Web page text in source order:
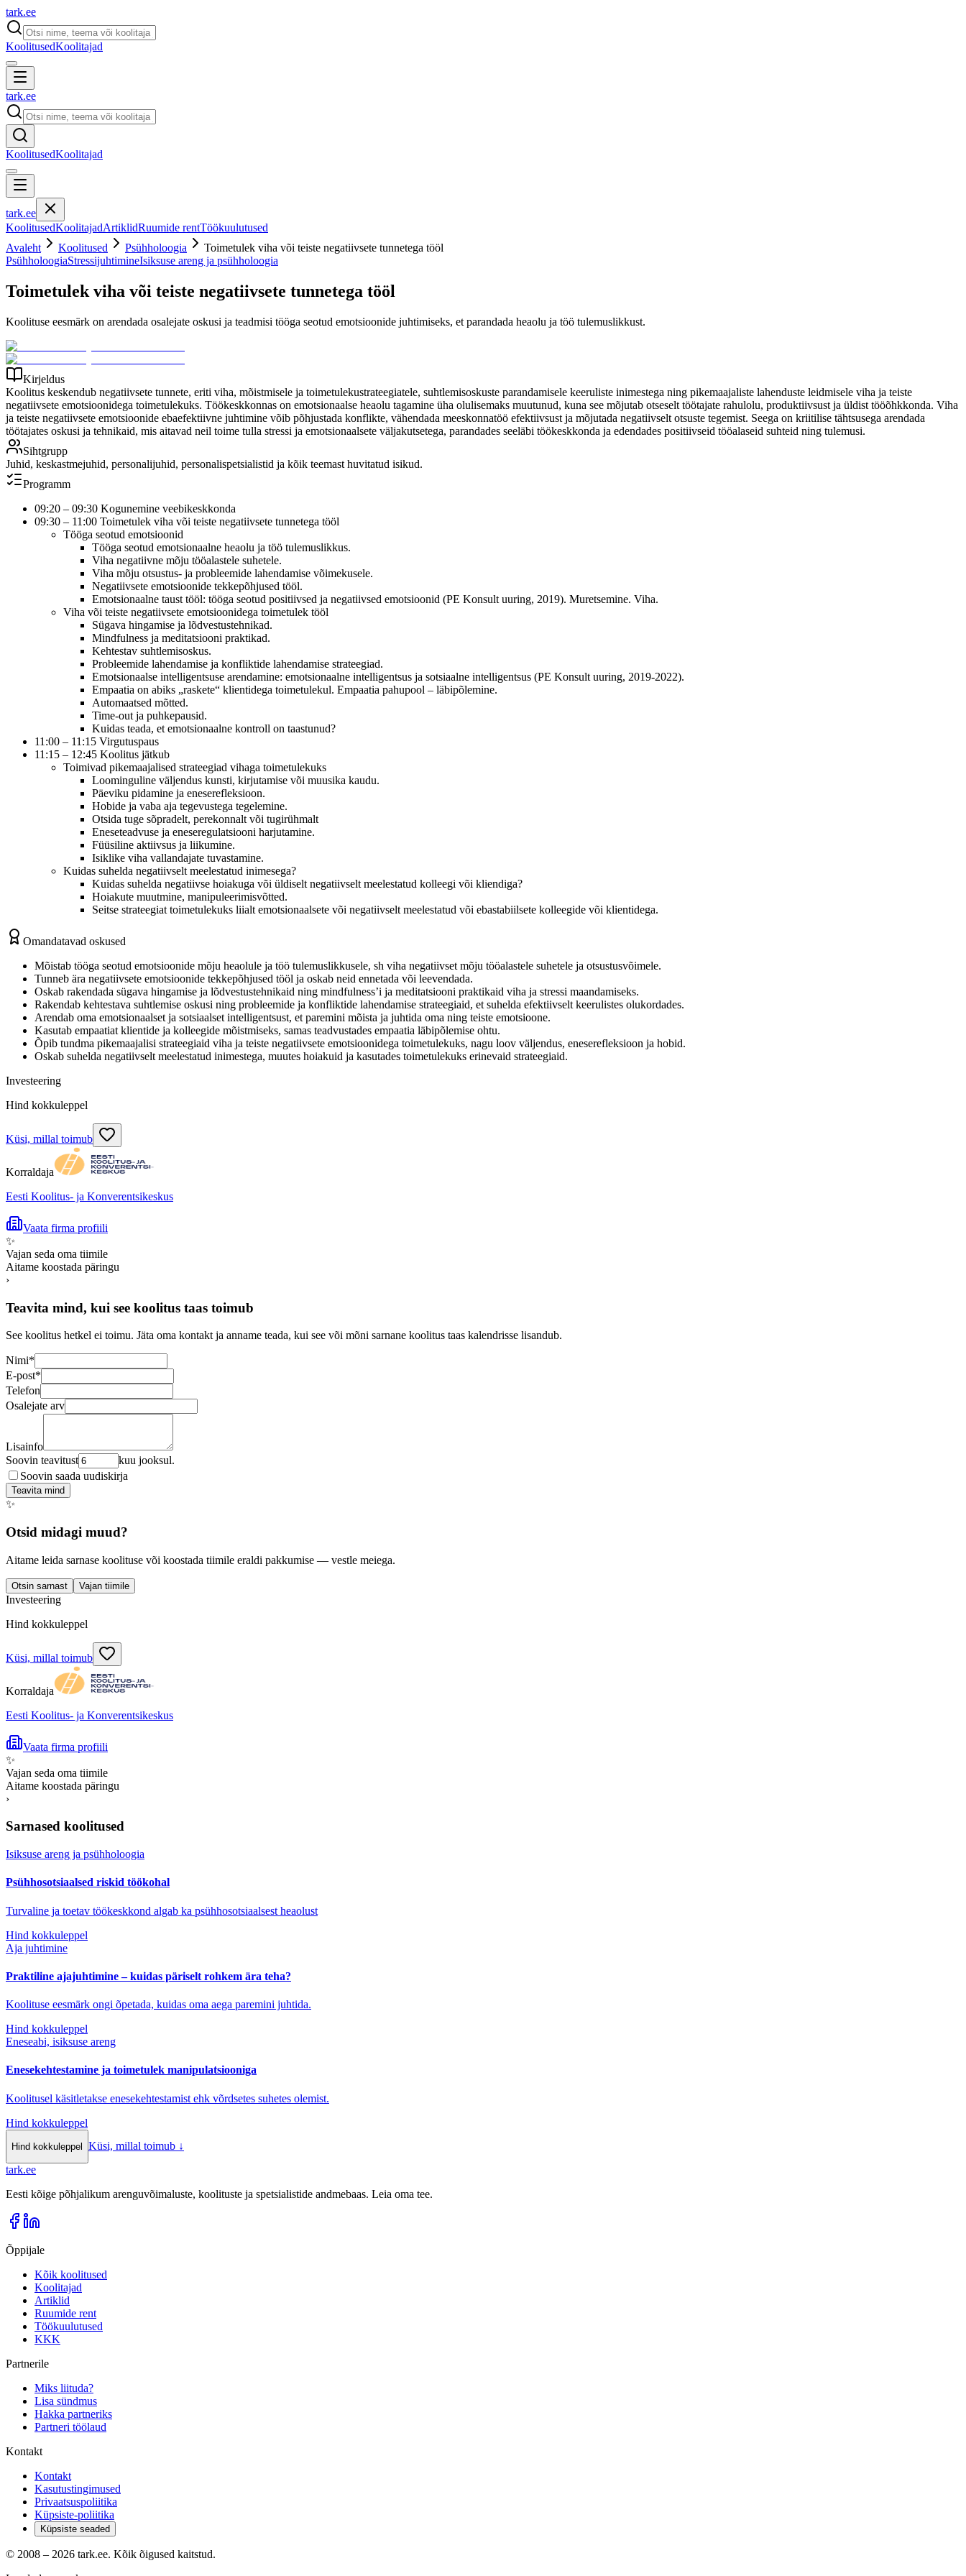
tark.ee
KoolitusedKoolitajad
tark.ee
KoolitusedKoolitajad
tark.ee
KoolitusedKoolitajadArtiklidRuumide rentTöökuulutused
Avaleht
Koolitused Psühholoogia
Toimetulek viha või teiste negatiivsete tunnetega tööl
PsühholoogiaStressijuhtimineIsiksuse areng ja psühholoogia
Toimetulek viha või teiste negatiivsete tunnetega tööl
Koolituse eesmärk on arendada osalejate oskusi ja teadmisi tööga seotud emotsioonide juhtimiseks, et parandada heaolu ja töö tulemuslikkust.
Kirjeldus
Koolitus keskendub negatiivsete tunnete, eriti viha, mõistmisele ja toimetulekustrateegiatele, suhtlemisoskuste parandamisele keeruliste inimestega ning pikemaajaliste lahenduste leidmisele viha ja teiste
negatiivsete emotsioonidega toimetulekuks. Töökeskkonnas on emotsionaalse heaolu tagamine üha olulisemaks muutunud, kuna see mõjutab otseselt töötajate rahulolu, produktiivsust ja üldist tööõhkkonda. Viha
ja teiste negatiivsete emotsioonide ebaefektiivne juhtimine võib põhjustada konflikte, vähendada meeskonnatöö efektiivsust ja mõjutada negatiivselt otsuste tegemist. Seega on kriitilise tähtsusega arendada
töötajates oskusi ja tehnikaid, mis aitavad neil toime tulla stressi ja emotsionaalsete väljakutsetega, parandades seeläbi töökeskkonda ja edendades positiivseid tööalaseid suhteid ning tulemusi.
Sihtgrupp
Juhid, keskastmejuhid, personalijuhid, personalispetsialistid ja kõik teemast huvitatud isikud.
Programm
09:20 – 09:30 Kogunemine veebikeskkonda
09:30 – 11:00 Toimetulek viha või teiste negatiivsete tunnetega tööl
Tööga seotud emotsioonid
Tööga seotud emotsionaalne heaolu ja töö tulemuslikkus.
Viha negatiivne mõju tööalastele suhetele.
Viha mõju otsustus- ja probleemide lahendamise võimekusele.
Negatiivsete emotsioonide tekkepõhjused tööl.
Emotsionaalne taust tööl: tööga seotud positiivsed ja negatiivsed emotsioonid (PE Konsult uuring, 2019). Muretsemine. Viha.
Viha või teiste negatiivsete emotsioonidega toimetulek tööl
Sügava hingamise ja lõdvestustehnikad.
Mindfulness ja meditatsiooni praktikad.
Kehtestav suhtlemisoskus.
Probleemide lahendamise ja konfliktide lahendamise strateegiad.
Emotsionaalse intelligentsuse arendamine: emotsionaalne intelligentsus ja sotsiaalne intelligentsus (PE Konsult uuring, 2019-2022).
Empaatia on abiks „raskete“ klientidega toimetulekul. Empaatia pahupool – läbipõlemine.
Automaatsed mõtted.
Time-out ja puhkepausid.
Kuidas teada, et emotsionaalne kontroll on taastunud?
11:00 – 11:15 Virgutuspaus
11:15 – 12:45 Koolitus jätkub
Toimivad pikemaajalised strateegiad vihaga toimetulekuks
Loominguline väljendus kunsti, kirjutamise või muusika kaudu.
Päeviku pidamine ja eneserefleksioon.
Hobide ja vaba aja tegevustega tegelemine.
Otsida tuge sõpradelt, perekonnalt või tugirühmalt
Eneseteadvuse ja eneseregulatsiooni harjutamine.
Füüsiline aktiivsus ja liikumine.
Isiklike viha vallandajate tuvastamine.
Kuidas suhelda negatiivselt meelestatud inimesega?
Kuidas suhelda negatiivse hoiakuga või üldiselt negatiivselt meelestatud kolleegi või kliendiga?
Hoiakute muutmine, manipuleerimisvõtted.
Seitse strateegiat toimetulekuks liialt emotsionaalsete või negatiivselt meelestatud või ebastabiilsete kolleegide või klientidega.
Omandatavad oskused
Mõistab tööga seotud emotsioonide mõju heaolule ja töö tulemuslikkusele, sh viha negatiivset mõju tööalastele suhetele ja otsustusvõimele.
Tunneb ära negatiivsete emotsioonide tekkepõhjused tööl ja oskab neid ennetada või leevendada.
Oskab rakendada sügava hingamise ja lõdvestustehnikaid ning mindfulness’i ja meditatsiooni praktikaid viha ja stressi maandamiseks.
Rakendab kehtestava suhtlemise oskusi ning probleemide ja konfliktide lahendamise strateegiaid, et suhelda efektiivselt keerulistes olukordades.
Arendab oma emotsionaalset ja sotsiaalset intelligentsust, et paremini mõista ja juhtida oma ning teiste emotsioone.
Kasutab empaatiat klientide ja kolleegide mõistmiseks, samas teadvustades empaatia läbipõlemise ohtu.
Õpib tundma pikemaajalisi strateegiaid viha ja teiste negatiivsete emotsioonidega toimetulekuks, nagu loov väljendus, eneserefleksioon ja hobid.
Oskab suhelda negatiivselt meelestatud inimestega, muutes hoiakuid ja kasutades toimetulekuks erinevaid strateegiaid.
Investeering
Hind kokkuleppel
Küsi, millal toimub
Korraldaja
Eesti Koolitus- ja Konverentsikeskus
Vaata firma profiili
✨
Vajan seda oma tiimile
Aitame koostada päringu
›
Teavita mind, kui see koolitus taas toimub
See koolitus hetkel ei toimu. Jäta oma kontakt ja anname teada, kui see või mõni sarnane koolitus taas kalendrisse lisandub.
Nimi*
E-post*
Telefon
Osalejate arv
Lisainfo
Soovin teavitust
kuu jooksul.
Soovin saada uudiskirja
Teavita mind
✨
Otsid midagi muud?
Aitame leida sarnase koolituse või koostada tiimile eraldi pakkumise — vestle meiega.
Otsin sarnast Vajan tiimile
Investeering
Hind kokkuleppel
Küsi, millal toimub
Korraldaja
Eesti Koolitus- ja Konverentsikeskus
Vaata firma profiili
✨
Vajan seda oma tiimile
Aitame koostada päringu
›
Sarnased koolitused
Isiksuse areng ja psühholoogia
Psühhosotsiaalsed riskid töökohal
Turvaline ja toetav töökeskkond algab ka psühhosotsiaalsest heaolust
Hind kokkuleppel
Aja juhtimine
Praktiline ajajuhtimine – kuidas päriselt rohkem ära teha?
Koolituse eesmärk ongi õpetada, kuidas oma aega paremini juhtida.
Hind kokkuleppel
Eneseabi, isiksuse areng
Enesekehtestamine ja toimetulek manipulatsiooniga
Koolitusel käsitletakse enesekehtestamist ehk võrdsetes suhetes olemist.
Hind kokkuleppel
Hind kokkuleppel Küsi, millal toimub ↓
tark.ee
Eesti kõige põhjalikum arenguvõimaluste, koolituste ja spetsialistide andmebaas. Leia oma tee.
Õppijale
Kõik koolitused
Koolitajad
Artiklid
Ruumide rent
Töökuulutused
KKK
Partnerile
Miks liituda?
Lisa sündmus
Hakka partneriks
Partneri töölaud
Kontakt
Kontakt
Kasutustingimused
Privaatsuspoliitika
Küpsiste-poliitika
Küpsiste seaded
© 2008 – 2026 tark.ee. Kõik õigused kaitstud.